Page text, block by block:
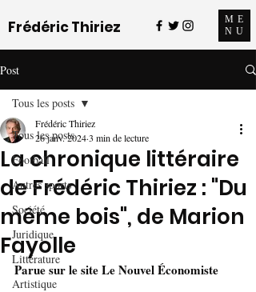
Frédéric Thiriez
ME
NU
Post
Tous les posts
Football
Autres sports
Société
Juridique
Littérature
Artistique
Tous les posts
La chronique littéraire
de Frédéric Thiriez : "Du
même bois", de Marion
Fayolle
Frédéric Thiriez
26 janv. 20243 min de lecture
Parue sur le site Le Nouvel Économiste